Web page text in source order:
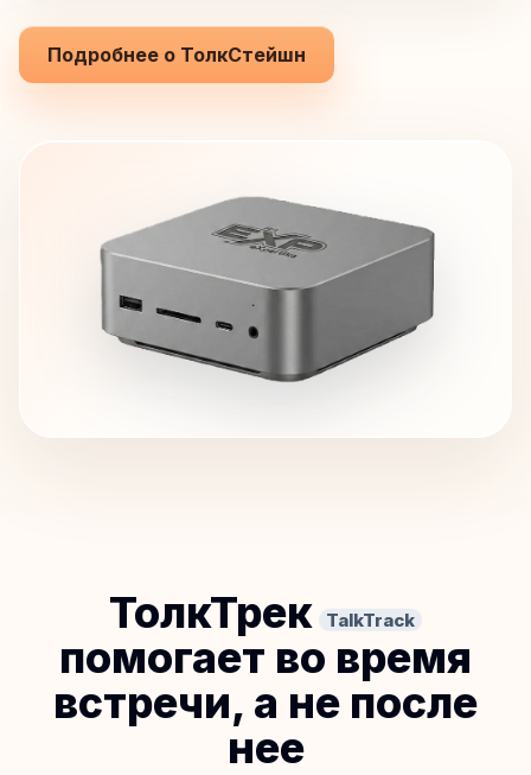
Подробнее о ТолкСтейшн
ТолкТрек TalkTrack
помогает во время
встречи, а не после
нее